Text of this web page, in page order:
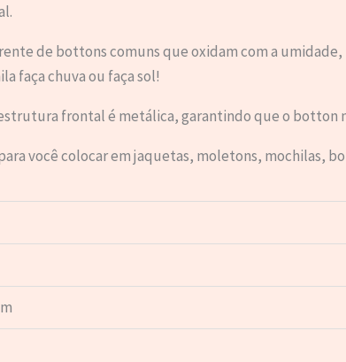
de bottons comuns que oxidam com a
faça chuva ou faça sol!
frontal é metálica, garantindo que o botton
você colocar em jaquetas, moletons, mochilas,